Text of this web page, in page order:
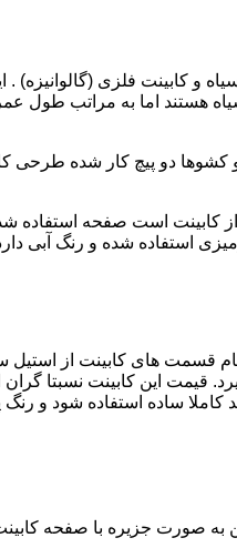
و کابینت فلزی (گالوانیزه)
هستند اما به مراتب طول
کشوها دو پیچ کار شده طرحی
کابینت است صفحه استفاده
استفاده شده و رنگ آبی
قسمت های کابینت از استیل
قیمت این کابینت نسبتا
کاملا ساده استفاده شود و رنگ
صورت جزیره با صفحه کابینت